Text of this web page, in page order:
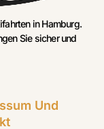
in Hamburg.
Sie sicher und
Und